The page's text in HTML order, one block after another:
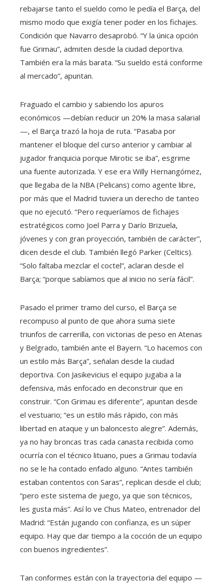
rebajarse tanto el sueldo como le pedía el Barça, del
mismo modo que exigía tener poder en los fichajes.
Condición que Navarro desaprobó. “Y la única opción
fue Grimau”, admiten desde la ciudad deportiva.
También era la más barata. “Su sueldo está conforme
al mercado”, apuntan.
Fraguado el cambio y sabiendo los apuros
económicos —debían reducir un 20% la masa salarial
—, el Barça trazó la hoja de ruta. “Pasaba por
mantener el bloque del curso anterior y cambiar al
jugador franquicia porque Mirotic se iba”, esgrime
una fuente autorizada. Y ese era Willy Hernangómez,
que llegaba de la NBA (Pelicans) como agente libre,
por más que el Madrid tuviera un derecho de tanteo
que no ejecutó. “Pero requeríamos de fichajes
estratégicos como Joel Parra y Darío Brizuela,
jóvenes y con gran proyección, también de carácter”,
dicen desde el club. También llegó Parker (Celtics).
“Solo faltaba mezclar el coctel”, aclaran desde el
Barça; “porque sabíamos que al inicio no sería fácil”.
Pasado el primer tramo del curso, el Barça se
recompuso al punto de que ahora suma siete
triunfos de carrerilla, con victorias de peso en Atenas
y Belgrado, también ante el Bayern. “Lo hacemos con
un estilo más Barça”, señalan desde la ciudad
deportiva. Con Jasikevicius el equipo jugaba a la
defensiva, más enfocado en deconstruir que en
construir. “Con Grimau es diferente”, apuntan desde
el vestuario; “es un estilo más rápido, con más
libertad en ataque y un baloncesto alegre”. Además,
ya no hay broncas tras cada canasta recibida como
ocurría con el técnico lituano, pues a Grimau todavía
no se le ha contado enfado alguno. “Antes también
estaban contentos con Saras”, replican desde el club;
“pero este sistema de juego, ya que son técnicos,
les gusta más”. Así lo ve Chus Mateo, entrenador del
Madrid: “Están jugando con confianza, es un súper
equipo. Hay que dar tiempo a la cocción de un equipo
con buenos ingredientes”.
Tan conformes están con la trayectoria del equipo —